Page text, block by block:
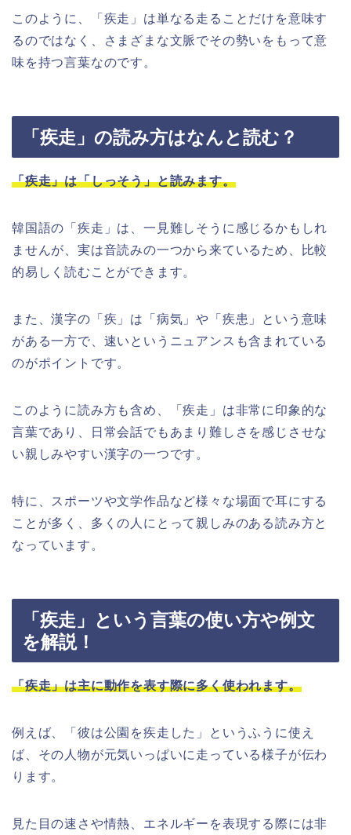
このように、「疾走」は単なる走ることだけを意味す
るのではなく、さまざまな文脈でその勢いをもって意
味を持つ言葉なのです。
「疾走」の読み方はなんと読む？
「疾走」は「しっそう」と読みます。
韓国語の「疾走」は、一見難しそうに感じるかもしれ
ませんが、実は音読みの一つから来ているため、比較
的易しく読むことができます。
また、漢字の「疾」は「病気」や「疾患」という意味
がある一方で、速いというニュアンスも含まれている
のがポイントです。
このように読み方も含め、「疾走」は非常に印象的な
言葉であり、日常会話でもあまり難しさを感じさせな
い親しみやすい漢字の一つです。
特に、スポーツや文学作品など様々な場面で耳にする
ことが多く、多くの人にとって親しみのある読み方と
なっています。
「疾走」という言葉の使い方や例文
を解説！
「疾走」は主に動作を表す際に多く使われます。
例えば、「彼は公園を疾走した」というふうに使え
ば、その人物が元気いっぱいに走っている様子が伝わ
ります。
見た目の速さや情熱、エネルギーを表現する際には非